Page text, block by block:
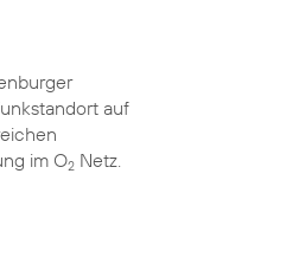
auf
im O2 Netz.